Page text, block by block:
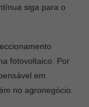
siga para o
fotovoltaico. Por
em
no agronegócio.